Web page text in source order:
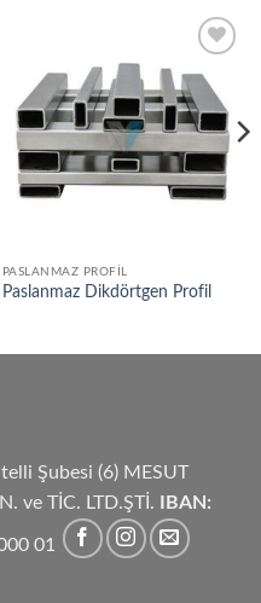
Add to
wishlist
PASLANMAZ PROFIL
Paslanmaz Dikdörtgen Profil
Şubesi (6) MESUT
ve TİC. LTD.ŞTİ.
IBAN:
01